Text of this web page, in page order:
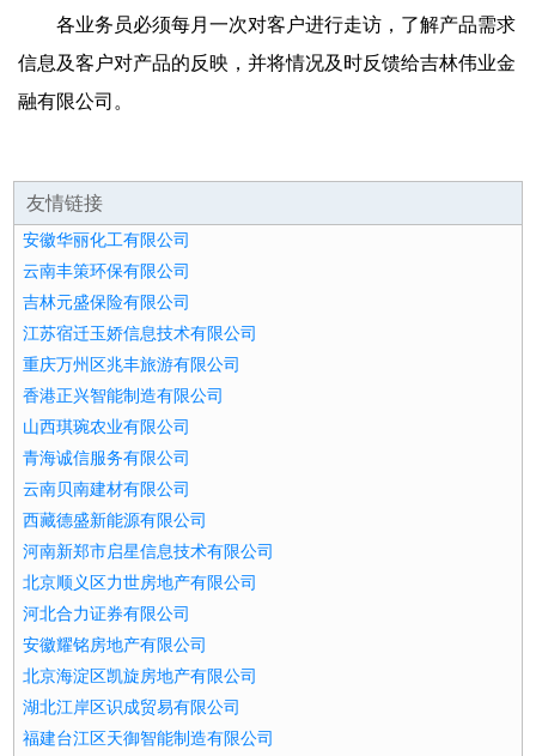
各业务员必须每月一次对客户进行走访，了解产品需求
信息及客户对产品的反映，并将情况及时反馈给吉林伟业金
融有限公司。
友情链接
安徽华丽化工有限公司
云南丰策环保有限公司
吉林元盛保险有限公司
江苏宿迁玉娇信息技术有限公司
重庆万州区兆丰旅游有限公司
香港正兴智能制造有限公司
山西琪琬农业有限公司
青海诚信服务有限公司
云南贝南建材有限公司
西藏德盛新能源有限公司
河南新郑市启星信息技术有限公司
北京顺义区力世房地产有限公司
河北合力证券有限公司
安徽耀铭房地产有限公司
北京海淀区凯旋房地产有限公司
湖北江岸区识成贸易有限公司
福建台江区天御智能制造有限公司